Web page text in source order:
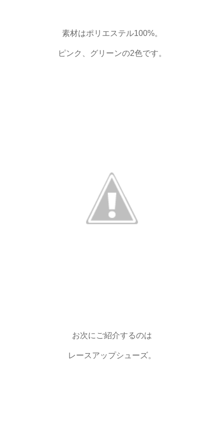
素材はポリエステル100%。
ピンク、グリーンの2色です。
お次にご紹介するのは
レースアップシューズ。